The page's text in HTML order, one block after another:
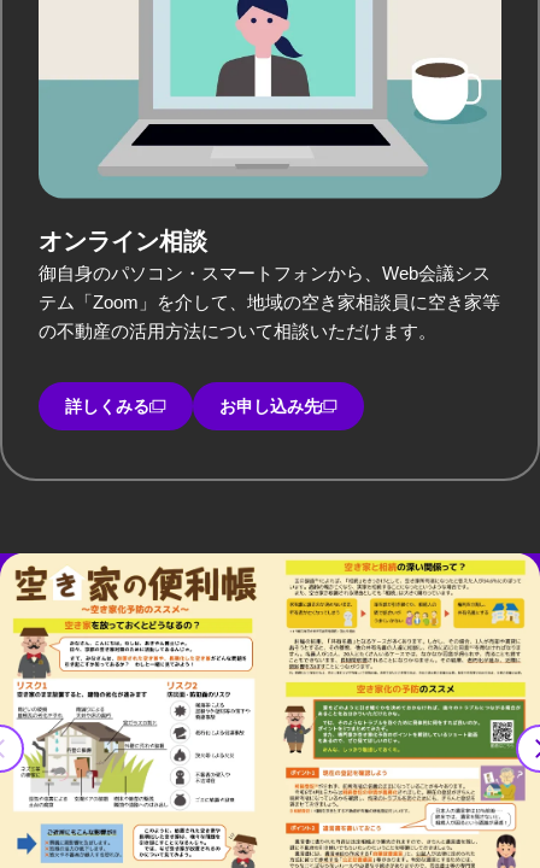
オンライン相談
御自身のパソコン・スマートフォンから、Web会議シス
テム「Zoom」を介して、地域の空き家相談員に空き家等
の不動産の活用方法について相談いただけます。
詳しくみる お申し込み先